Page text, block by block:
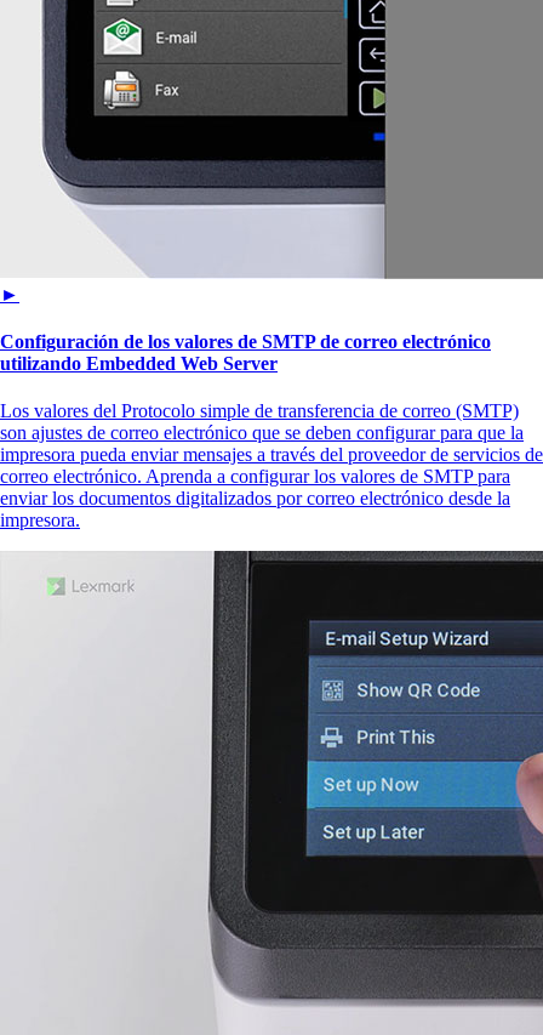
►
Configuración de los valores de SMTP de correo electrónico
utilizando Embedded Web Server
Los valores del Protocolo simple de transferencia de correo (SMTP)
son ajustes de correo electrónico que se deben configurar para que la
impresora pueda enviar mensajes a través del proveedor de servicios de
correo electrónico. Aprenda a configurar los valores de SMTP para
enviar los documentos digitalizados por correo electrónico desde la
impresora.